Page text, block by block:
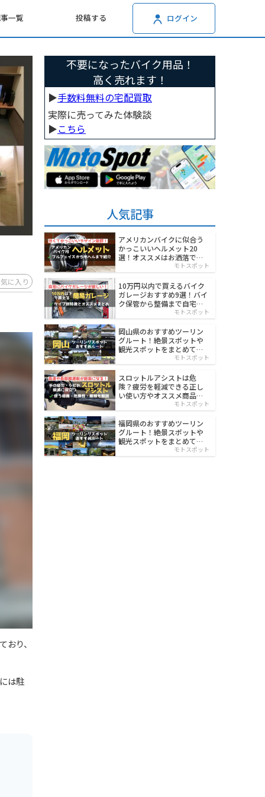
一覧 投稿する ログイン
に入り
り、
は駐
不要になったバイク用品！
高く売れます！
▶︎手数料無料の宅配買取
実際に売ってみた体験談
▶︎こちら
人気記事
アメリカンバイクに似合う
かっこいいヘルメット20
選！オススメはお洒落でワ
モトスポット
10万円以内で買えるバイク
ガレージおすすめ9選！バイ
ク保管から整備まで自宅で
モトスポット
岡山県のおすすめツーリン
グルート！絶景スポットや
観光スポットをまとめて紹
モトスポット
スロットルアシストは危
険？疲労を軽減できる正し
い使い方やオススメ商品を
モトスポット
福岡県のおすすめツーリン
グルート！絶景スポットや
観光スポットをまとめて紹
モトスポット